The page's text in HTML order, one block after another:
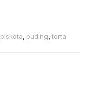
piskóta puding ,torta